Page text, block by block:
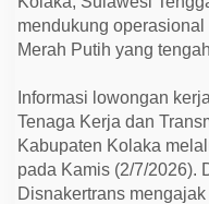
n
g
a
n
e
j
a
,
I
n
mendukung
Merah Putih yang
Informasi lowongan
Tenaga Kerja dan
Kabupaten Kolaka
pada Kamis (2/7/2026).
Disnakertrans